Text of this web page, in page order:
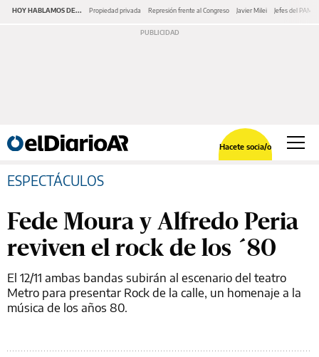
HOY HABLAMOS DE... Propiedad privada Represión frente al Congreso Javier Milei Jefes del PAMI
Hacete socia/o
ESPECTÁCULOS
Fede Moura y Alfredo Peria
reviven el rock de los ´80
El 12/11 ambas bandas subirán al escenario del teatro
Metro para presentar Rock de la calle, un homenaje a la
música de los años 80.